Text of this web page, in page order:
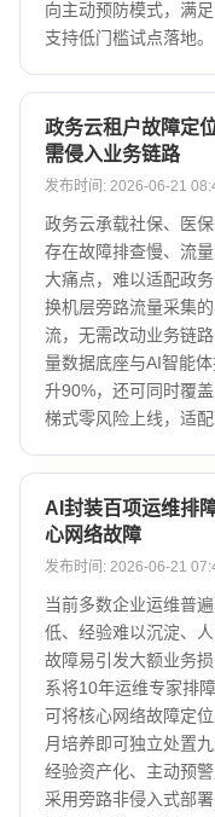
向主动预防模式，满
支持低门槛试点落地。
政务云租户故障定
需侵入业务链路
发布时间: 2026-06-21
政务云承载社保、医
存在故障排查慢、流
大痛点，难以适配政
换机层旁路流量采集
流，无需改动业务链
量数据底座与AI智能
升90%，还可同时覆
梯式零风险上线，适
AI封装百项运维排
心网络故障
发布时间: 2026-06-21
当前多数企业运维普
低、经验难以沉淀、
故障易引发大额业务
系将10年运维专家排
可将核心网络故障定
月培养即可独立处置
经验资产化、主动预
采用旁路非侵入式部